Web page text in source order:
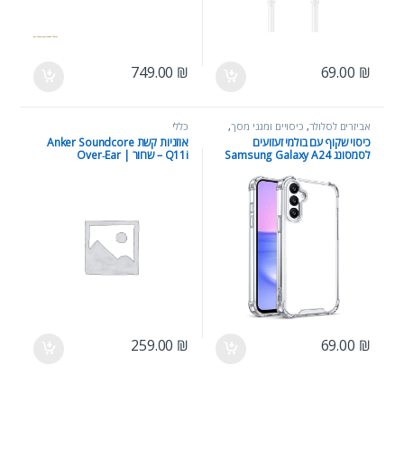
69.00 ₪
749.00 ₪
אביזרים לסלולר, כיסויים ומגני מסך,
כללי
כיסוי שקוף עם בולמי זעזועים
לסמסונג Samsung Galaxy A24
69.00 ₪
כללי
אוזניות קשת Anker Soundcore
Q11i – שחור | Over‑Ear
259.00 ₪